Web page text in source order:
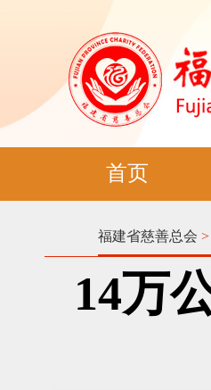
首页
福建省慈善总会
14万